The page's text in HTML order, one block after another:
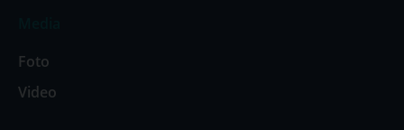
Foto
Video